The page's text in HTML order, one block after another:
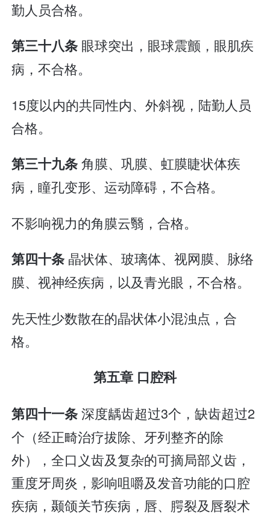
勤人员合格。
第三十八条 眼球突出，眼球震颤，眼肌疾
病，不合格。
15度以内的共同性内、外斜视，陆勤人员
合格。
第三十九条角膜、巩膜、虹膜睫状体疾
病，瞳孔变形、运动障碍，不合格。
不影响视力的角膜云翳，合格。
第四十条 晶状体、玻璃体、视网膜、脉络
膜、视神经疾病，以及青光眼，不合格。
先天性少数散在的晶状体小混浊点，合
格。
第五章 口腔科
第四十一条深度龋齿超过3个，缺齿超过2
个（经正畸治疗拔除、牙列整齐的除
外），全口义齿及复杂的可摘局部义齿，
重度牙周炎，影响咀嚼及发音功能的口腔
疾病，颞颌关节疾病，唇、腭裂及唇裂术